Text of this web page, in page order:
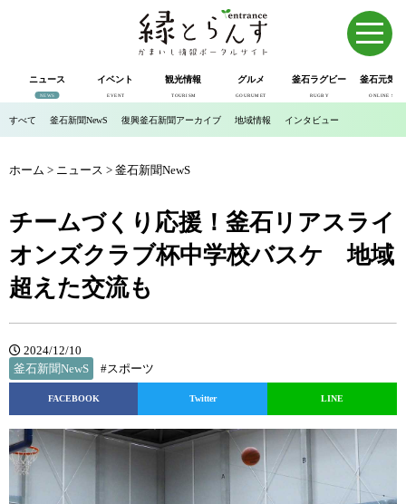
ニュース
NEWS
イベント
EVENT
観光情報
TOURISM
グルメ
GOURUMET
釜石ラグビー
RUGBY
釜石元気
ONLINE SHOP
すべて 釜石新聞NewS 復興釜石新聞アーカイブ 地域情報 インタビュー
ホーム > ニュース > 釜石新聞NewS
チームづくり応援！釜石リアスライ
オンズクラブ杯中学校バスケ 地域
超えた交流も
2024/12/10
釜石新聞NewS
#スポーツ
FACEBOOK Twitter LINE